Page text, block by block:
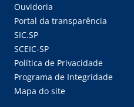
Ouvidoria
Portal da transparência
SIC.SP
SCEIC-SP
Política de Privacidade
Programa de Integridade
Mapa do site